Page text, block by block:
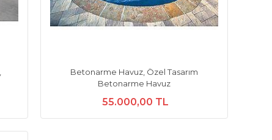
Betonarme Havuz, Özel Tasarım
Betonarme Havuz
55.000,00 TL